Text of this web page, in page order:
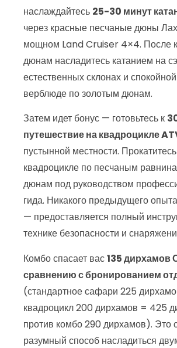
наслаждайтесь 25-30 минут
через красные песчаные дюны
мощном Land Cruiser 4×4. После
дюнам насладитесь катанием на
естественных склонах и
верблюде по золотым дюнам.
Затем идет бонус — готовьтесь к
путешествие на квадроцикле
пустынной местности.
квадроцикле по песчаным
дюнам под руководством
гида. Никакого предыдущего
— предоставляется полный
технике безопасности и
Комбо спасает вас135 дирхамов
сравнению с бронированием
(стандартное сафари 225
квадроцикл 200 дирхамов = 425
против комбо 290 дирхамов). Это
разумный способ насладиться